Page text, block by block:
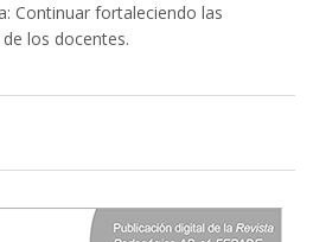
Continuar fortaleciendo las
los docentes.